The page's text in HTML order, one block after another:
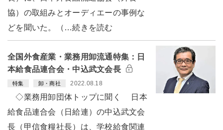
協）の取組みとオーディエーの事例な
どを聞いた。（…続きを読む
全国外食産業・業務用卸流通特集：日
本給食品連合会・中込武文会長
特集 卸・商社 2022.08.18
◇業務用卸団体トップに聞く 日本
給食品連合会（日給連）の中込武文会
長（甲信食糧社長）は、学校給食関連